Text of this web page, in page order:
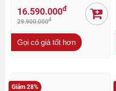
Th
16.590.000đ
29.900.000đ
Gọi có giá tốt hơn
Giảm 28%